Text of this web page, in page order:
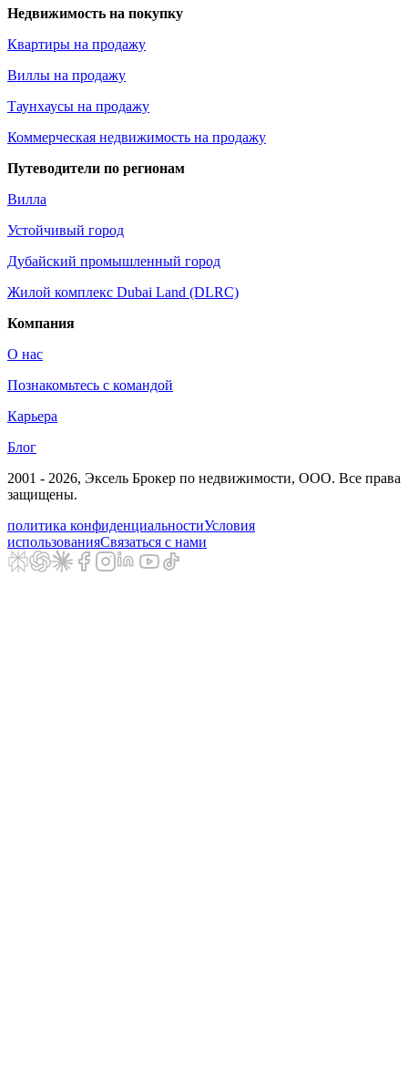
Недвижимость на покупку
Квартиры на продажу
Виллы на продажу
Таунхаусы на продажу
Коммерческая недвижимость на продажу
Путеводители по регионам
Вилла
Устойчивый город
Дубайский промышленный город
Жилой комплекс Dubai Land (DLRC)
Компания
О нас
Познакомьтесь с командой
Карьера
Блог
2001 - 2026, Эксель Брокер по недвижимости, ООО. Все права
защищены.
политика конфиденциальностиУсловия
использованияСвязаться с нами